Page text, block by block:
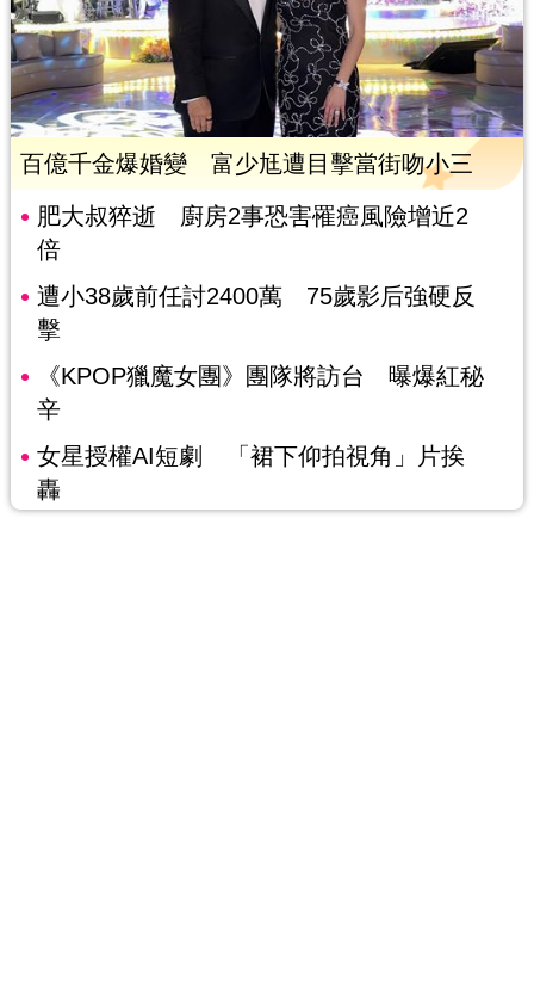
百億千金爆婚變 富少尪遭目擊當街吻小三
肥大叔猝逝 廚房2事恐害罹癌風險增近2
倍
遭小38歲前任討2400萬 75歲影后強硬反
擊
《KPOP獵魔女團》團隊將訪台 曝爆紅秘
辛
女星授權AI短劇 「裙下仰拍視角」片挨
轟